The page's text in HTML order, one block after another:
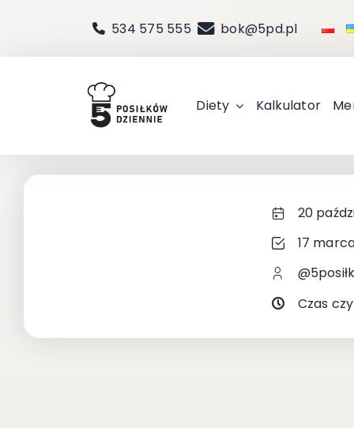
zawartości
534 575 555 bok@5pd.pl
Diety Kalkulator
20
17
Czas